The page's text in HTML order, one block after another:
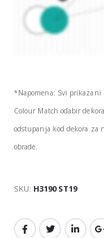
*Napomena: Svi prikazani
Colour Match odabir
odstupanja kod dekora za
obrade.
SKU: H3190 ST19